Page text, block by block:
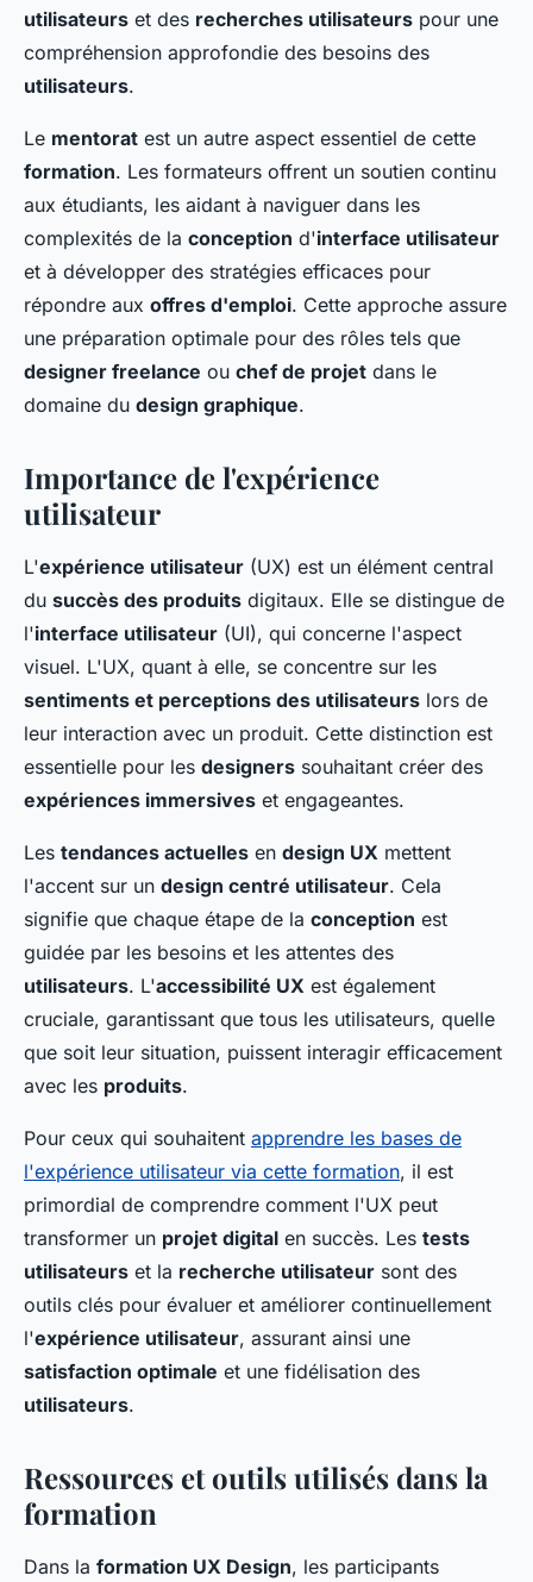
utilisateurs et des recherches utilisateurs pour une
compréhension approfondie des besoins des
utilisateurs.
Le mentorat est un autre aspect essentiel de cette
formation. Les formateurs offrent un soutien continu
aux étudiants, les aidant à naviguer dans les
complexités de la conception d'interface utilisateur
et à développer des stratégies efficaces pour
répondre aux offres d'emploi. Cette approche assure
une préparation optimale pour des rôles tels que
designer freelance ou chef de projet dans le
domaine du design graphique.
Importance de l'expérience
utilisateur
L'expérience utilisateur (UX) est un élément central
du succès des produits digitaux. Elle se distingue de
l'interface utilisateur (UI), qui concerne l'aspect
visuel. L'UX, quant à elle, se concentre sur les
sentiments et perceptions des utilisateurs lors de
leur interaction avec un produit. Cette distinction est
essentielle pour les designers souhaitant créer des
expériences immersives et engageantes.
Les tendances actuelles en design UX mettent
l'accent sur un design centré utilisateur. Cela
signifie que chaque étape de la conception est
guidée par les besoins et les attentes des
utilisateurs. L'accessibilité UX est également
cruciale, garantissant que tous les utilisateurs, quelle
que soit leur situation, puissent interagir efficacement
avec les produits.
Pour ceux qui souhaitent apprendre les bases de
l'expérience utilisateur via cette formation, il est
primordial de comprendre comment l'UX peut
transformer un projet digital en succès. Les tests
utilisateurs et la recherche utilisateur sont des
outils clés pour évaluer et améliorer continuellement
l'expérience utilisateur, assurant ainsi une
satisfaction optimale et une fidélisation des
utilisateurs.
Ressources et outils utilisés dans la
formation
Dans la formation UX Design, les participants